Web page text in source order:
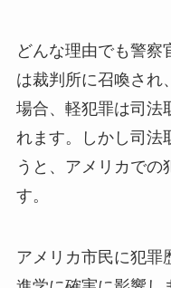
どんな理由でも警察
は裁判所に召喚され
場合、軽犯罪は司法
れます。しかし司法
うと、アメリカでの
す。
アメリカ市民に犯罪